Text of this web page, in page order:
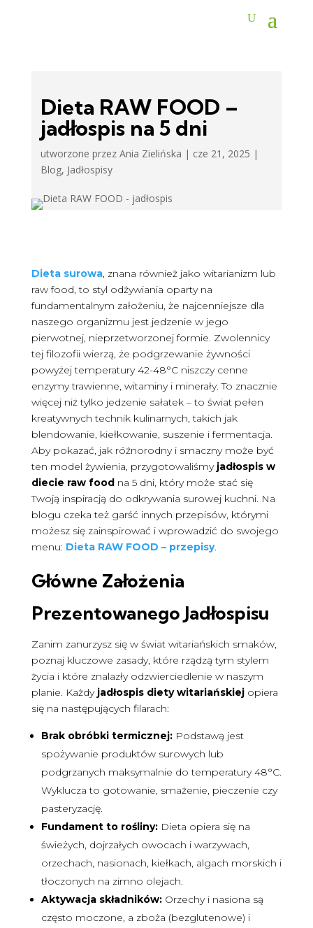
Dieta RAW FOOD –
jadłospis na 5 dni
utworzone przezAnia Zielińska | cze 21, 2025 |
Blog, Jadłospisy
Dieta surowa, znana również jako witarianizm lub
raw food, to styl odżywiania oparty na
fundamentalnym założeniu, że najcenniejsze dla
naszego organizmu jest jedzenie w jego
pierwotnej, nieprzetworzonej formie. Zwolennicy
tej filozofii wierzą, że podgrzewanie żywności
powyżej temperatury 42-48°C niszczy cenne
enzymy trawienne, witaminy i minerały. To znacznie
więcej niż tylko jedzenie sałatek – to świat pełen
kreatywnych technik kulinarnych, takich jak
blendowanie, kiełkowanie, suszenie i fermentacja.
Aby pokazać, jak różnorodny i smaczny może być
ten model żywienia, przygotowaliśmy jadłospis w
diecie raw food na 5 dni, który może stać się
Twoją inspiracją do odkrywania surowej kuchni. Na
blogu czeka też garść innych przepisów, którymi
możesz się zainspirować i wprowadzić do swojego
menu: Dieta RAW FOOD – przepisy.
Główne Założenia
Prezentowanego Jadłospisu
Zanim zanurzysz się w świat witariańskich smaków,
poznaj kluczowe zasady, które rządzą tym stylem
życia i które znalazły odzwierciedlenie w naszym
planie. Każdy jadłospis diety witariańskiejopiera
się na następujących filarach:
Brak obróbki termicznej:Podstawą jest
spożywanie produktów surowych lub
podgrzanych maksymalnie do temperatury 48°C.
Wyklucza to gotowanie, smażenie, pieczenie czy
pasteryzację.
Fundament to rośliny:Dieta opiera się na
świeżych, dojrzałych owocach i warzywach,
orzechach, nasionach, kiełkach, algach morskich i
tłoczonych na zimno olejach.
Aktywacja składników:Orzechy i nasiona są
często moczone, a zboża (bezglutenowe) i